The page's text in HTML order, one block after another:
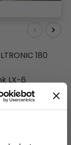
180
LX-6
durch